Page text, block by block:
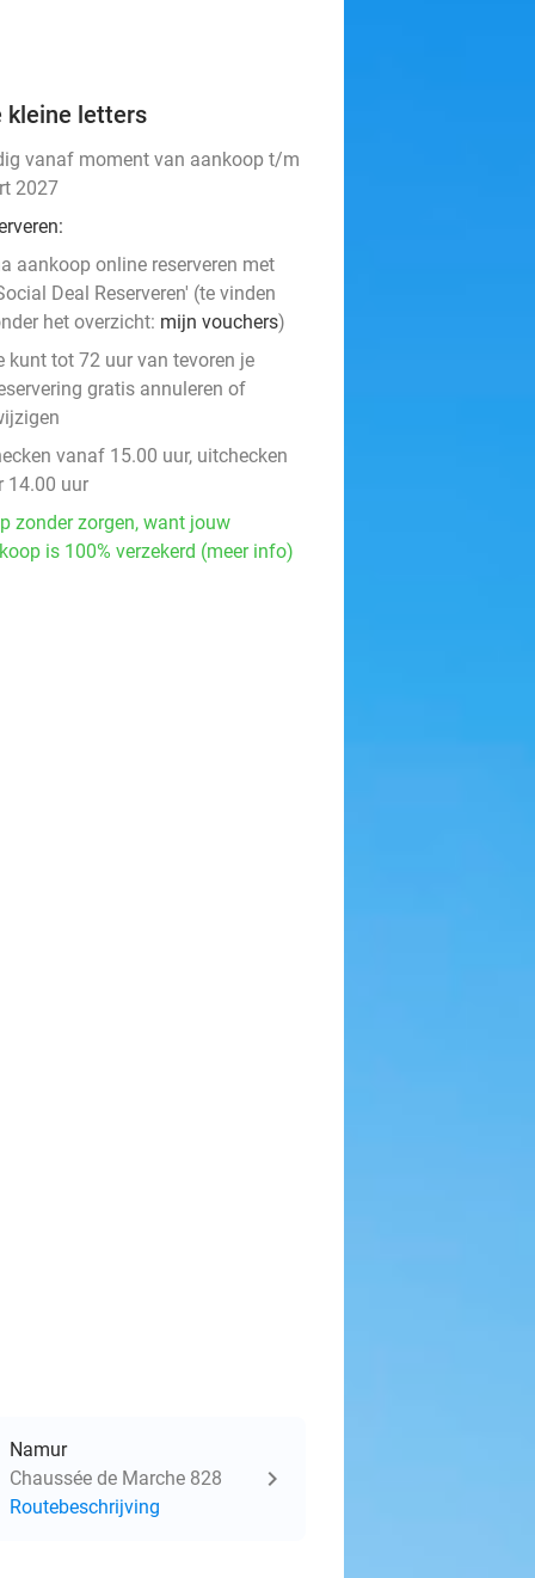
kleine letters
vanaf moment van aankoop t/m
2027
aankoop online reserveren met
Deal Reserveren' (te vinden
het overzicht: mijn vouchers)
kunt tot 72 uur van tevoren je
gratis annuleren of
vanaf 15.00 uur, uitchecken
14.00 uur
zonder zorgen, want jouw
is 100% verzekerd (meer info)
Namur
Chaussée de Marche 828
Routebeschrijving